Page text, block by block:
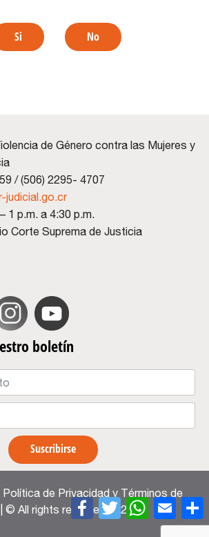
Si No
de Género contra las Mujeres y
/ (506) 2295- 4707
judicial.go.cr
1 p.m. a 4:30 p.m.
Corte Suprema de Justicia
boletín
Suscribirse
| Política de Privacidad y Términos de
© All rights reserved 2020
WhatsApp
Email